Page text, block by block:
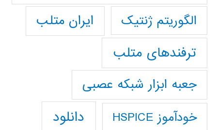
الگوریتم ژنتیک
ایران متلب
ترفندهای متلب
جعبه ابزار شبکه عصبی
خودآموز HSPICE دانلود